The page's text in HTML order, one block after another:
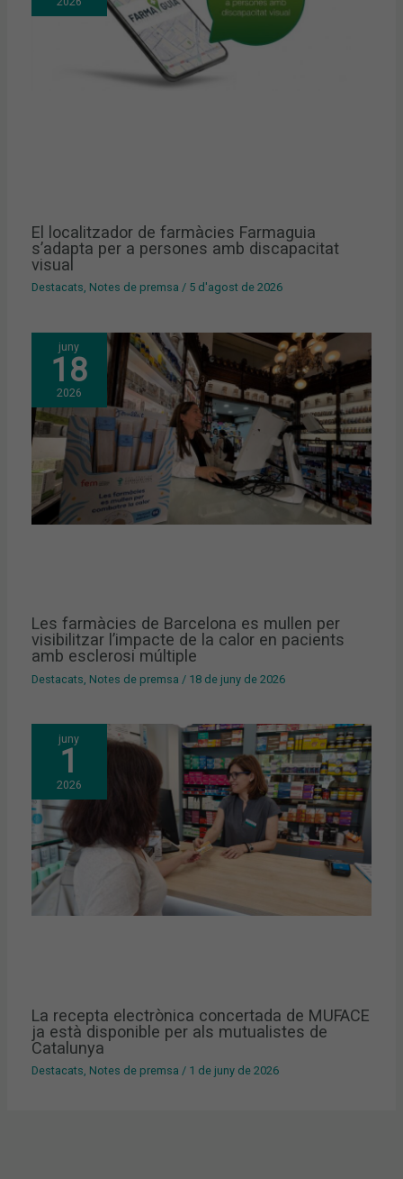
El localitzador de farmàcies Farmaguia
s’adapta per a persones amb discapacitat
visual
Destacats, Notes de premsa / 5 d'agost de 2026
juny
18
2026
Les farmàcies de Barcelona es mullen per
visibilitzar l’impacte de la calor en pacients
amb esclerosi múltiple
Destacats Notes de premsa / 18 de juny de 2026
juny
1
2026
La recepta electrònica concertada de MUFACE
ja està disponible per als mutualistes de
Catalunya
Destacats, Notes de premsa / 1 de juny de 2026